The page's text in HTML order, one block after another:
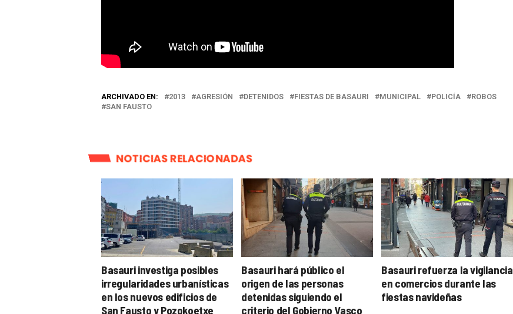
ARCHIVADO EN: 2013 AGRESIÓN DETENIDOS FIESTAS DE BASAURI MUNICIPAL POLICÍA
ROBOS
SAN FAUSTO
NOTICIAS RELACIONADAS
Basauri investiga posibles
irregularidades urbanísticas
en los nuevos edificios de
San Fausto y Pozokoetxe
Basauri hará público el
origen de las personas
detenidas siguiendo el
criterio del Gobierno Vasco
Basauri refuerza la vigilancia
en comercios durante las
fiestas navideñas